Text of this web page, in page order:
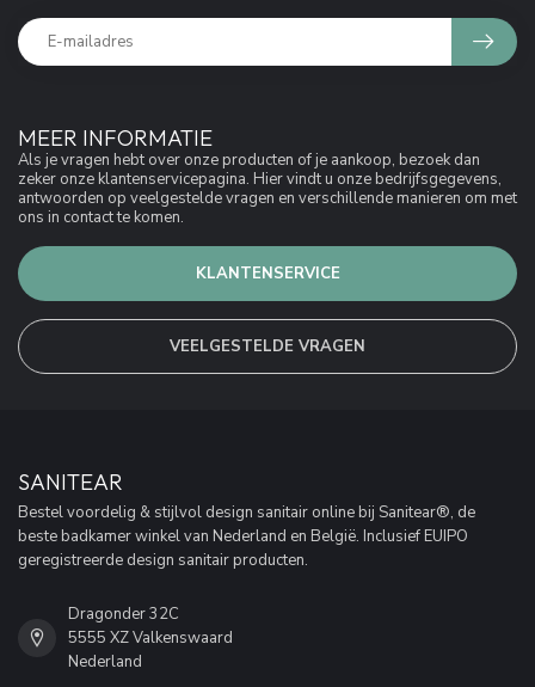
MEER INFORMATIE
Als je vragen hebt over onze producten of je aankoop, bezoek dan
zeker onze klantenservicepagina. Hier vindt u onze bedrijfsgegevens,
antwoorden op veelgestelde vragen en verschillende manieren om met
ons in contact te komen.
KLANTENSERVICE
VEELGESTELDE VRAGEN
SANITEAR
Bestel voordelig & stijlvol design sanitair online bij Sanitear®, de
beste badkamer winkel van Nederland en België. Inclusief EUIPO
geregistreerde design sanitair producten.
Dragonder 32C
5555 XZ Valkenswaard
Nederland